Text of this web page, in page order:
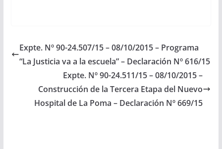
que se incorpore en el
Presupuesto 2016 de
la Provincia con
Presupuestaría…
Expte. Nº 90-24.507/15 – 08/10/2015 – Programa
“La Justicia va a la escuela” – Declaración Nº 616/15
Expte. Nº 90-24.511/15 – 08/10/2015 –
Construcción de la Tercera Etapa del Nuevo
Hospital de La Poma – Declaración Nº 669/15